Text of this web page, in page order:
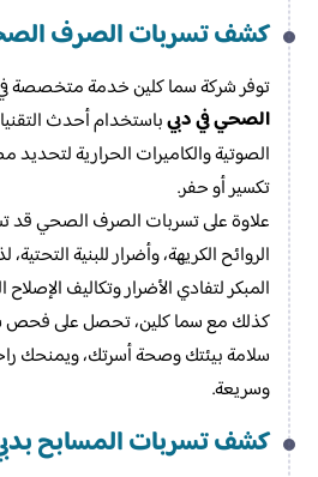
كشف تسربات الصرف
توفر شركة سما كلين خدمة متخصصة
الصحي في دبيباستخدام أحدث
الصوتية والكاميرات الحرارية
تكسير أو حفر.
علاوة على تسربات الصرف الصحي قد
الروائح الكريهة، وأضرار للبنية
المبكر لتفادي الأضرار وتكاليف الإصلاح
كذلك مع سما كلين، تحصل على فحص
سلامة بيئتك وصحة أسرتك، ويمنحك
وسريعة.
كشف تسربات المسابح